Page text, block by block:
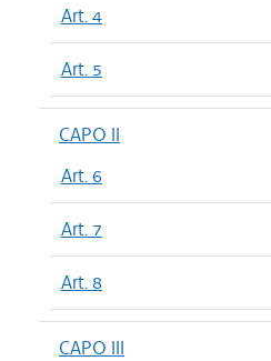
Art. 4
Art. 5
CAPO II
Art. 6
Art. 7
Art. 8
CAPO III